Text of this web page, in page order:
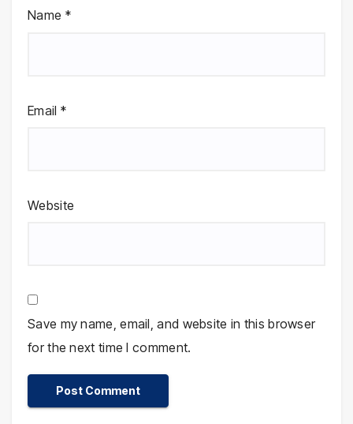
Name *
Email *
Website
Save my name, email, and website in this browser
for the next time I comment.